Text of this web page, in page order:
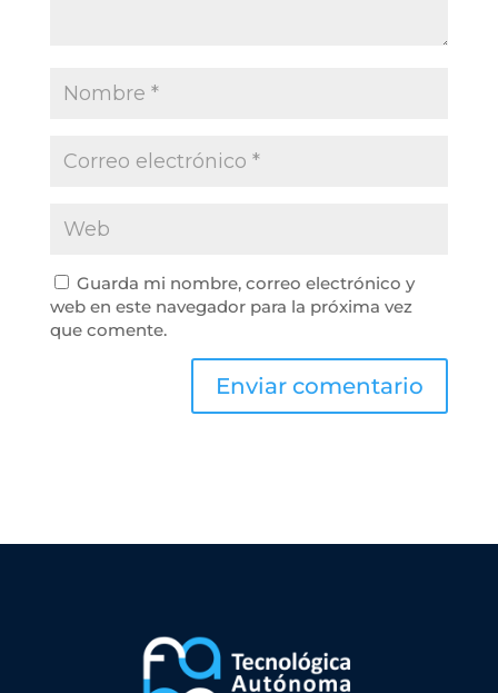
Guarda mi nombre, correo electrónico y
web en este navegador para la próxima vez
que comente.